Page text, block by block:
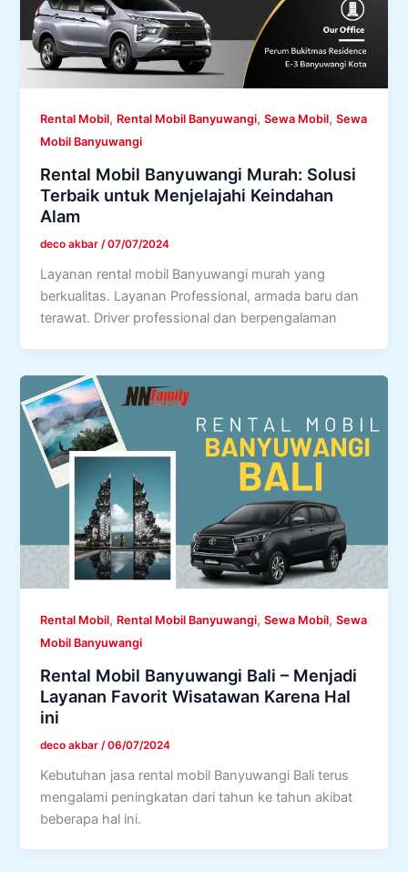
Rental Mobil, Rental Mobil Banyuwangi,Sewa Mobil,Sewa
Mobil Banyuwangi
Rental Mobil Banyuwangi Murah: Solusi
Terbaik untuk Menjelajahi Keindahan
Alam
deco akbar/07/07/2024
Layanan rental mobil Banyuwangi murah yang
berkualitas. Layanan Professional, armada baru dan
terawat. Driver professional dan berpengalaman
Rental Mobil, Rental Mobil Banyuwangi,Sewa Mobil,Sewa
Mobil Banyuwangi
Rental Mobil Banyuwangi Bali – Menjadi
Layanan Favorit Wisatawan Karena Hal
ini
deco akbar /06/07/2024
Kebutuhan jasa rental mobil Banyuwangi Bali terus
mengalami peningkatan dari tahun ke tahun akibat
beberapa hal ini.